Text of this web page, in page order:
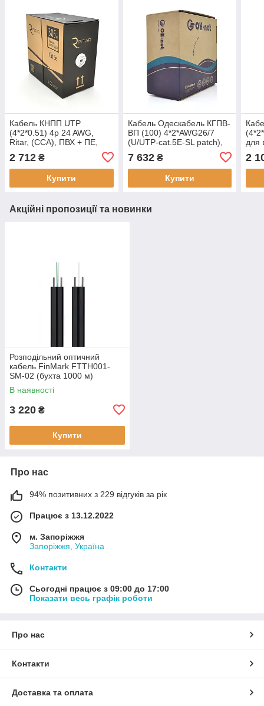
Кабель КНПП UTP
(4*2*0.51) 4p 24 AWG,
Ritar, (CCA), ПВХ + ПЕ,
для зовн. робіт з дротом,
305м котушка, Black,
Corton BOX
2 712 ₴
Купити
Кабель Одескабель КГПВ-
ВП (100) 4*2*AWG26/7
(U/UTP-cat.5E-SL patch),
305м, 8 жил, 4 пари
7 632₴
Купити
для
2
Акційні пропозиції та новинки
Розподільний оптичний
кабель FinMark FTTH001-
SM-02 (бухта 1000 м)
В наявності
3 220 ₴
Купити
Про нас
94% позитивних з 229 відгуків за рік
Працює з 13.12.2022
м. Запоріжжя
Запоріжжя, Україна
Контакти
Сьогодні працює з 09:00 до 17:00
Показати весь графік роботи
Про нас
Контакти
Доставка та оплата